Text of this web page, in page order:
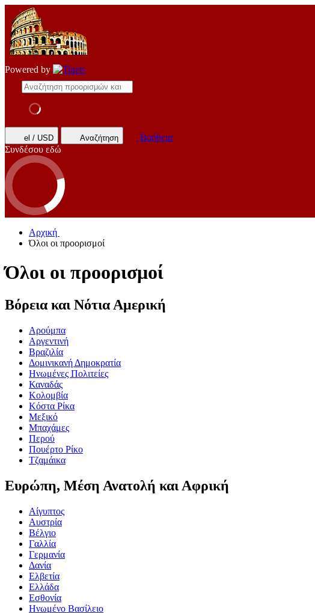
Powered by
el / USD Αναζήτηση
Βοήθεια
Συνδέσου εδώ
Αρχική
Όλοι οι προορισμοί
Όλοι οι προορισμοί
Βόρεια και Νότια Αμερική
Aρούμπα
Αργεντινή
Βραζιλία
Δομινικανή Δημοκρατία
Ηνωμένες Πολιτείες
Καναδάς
Κολομβία
Κόστα Ρίκα
Μεξικό
Μπαχάμες
Περού
Πουέρτο Ρίκο
Τζαμάικα
Ευρώπη, Μέση Ανατολή και Αφρική
Αίγυπτος
Αυστρία
Βέλγιο
Γαλλία
Γερμανία
Δανία
Ελβετία
Ελλάδα
Εσθονία
Ηνωμένο Βασίλειο